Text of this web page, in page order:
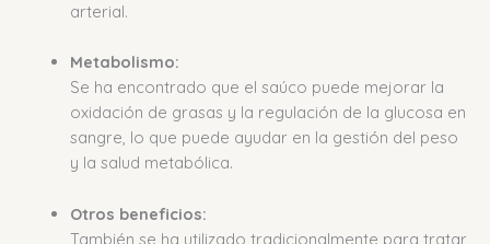
arterial.
Metabolismo:
Se ha encontrado que el saúco puede mejorar la
oxidación de grasas y la regulación de la glucosa en
sangre, lo que puede ayudar en la gestión del peso
y la salud metabólica.
Otros beneficios:
También se ha utilizado tradicionalmente para tratar